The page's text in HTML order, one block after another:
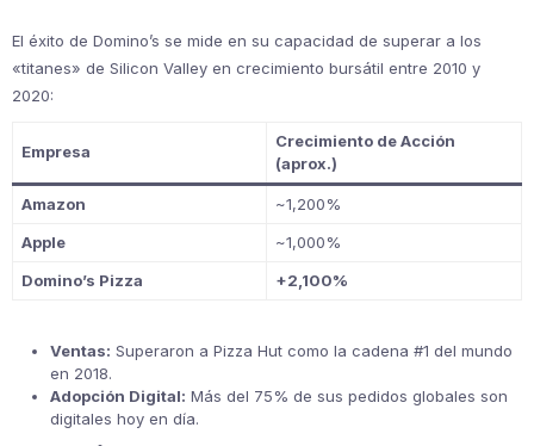
El éxito de Domino’s se mide en su capacidad de superar a los
«titanes» de Silicon Valley en crecimiento bursátil entre 2010 y
2020:
Empresa
Crecimiento de Acción
(aprox.)
Amazon
~1,200%
Apple
~1,000%
Domino’s Pizza
+2,100%
Ventas: Superaron a Pizza Hut como la cadena #1 del mundo
en 2018.
Adopción Digital: Más del 75% de sus pedidos globales son
digitales hoy en día.